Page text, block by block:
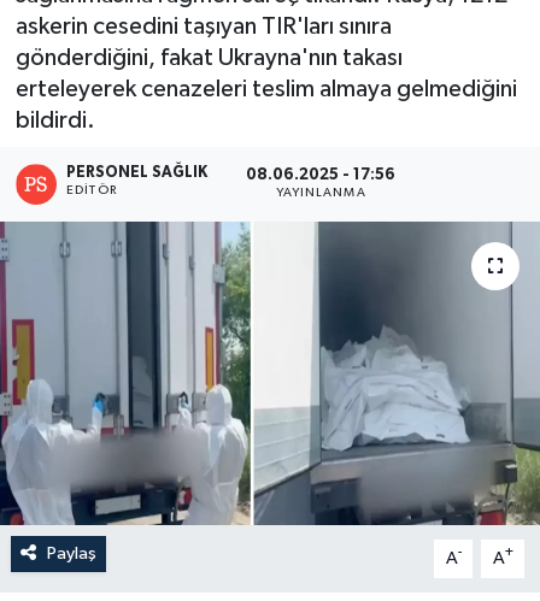
askerin cesedini taşıyan TIR'ları sınıra
gönderdiğini, fakat Ukrayna'nın takası
erteleyerek cenazeleri teslim almaya gelmediğini
bildirdi.
PERSONEL SAĞLIK
EDITÖR
08.06.2025 - 17:56
YAYINLANMA
Paylaş A- A+